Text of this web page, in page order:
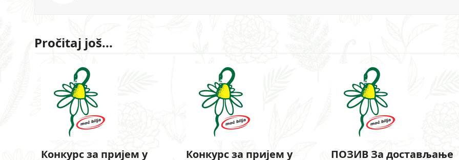
Pročitaj još...
Конкурс за пријем у
Конкурс за пријем у
ПОЗИВ За достављање